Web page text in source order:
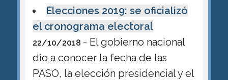
Elecciones 2019: se oficializó
el cronograma electoral
22/10/2018 - El gobierno nacional
dio a conocer la fecha de las
PASO, la elección presidencial y el